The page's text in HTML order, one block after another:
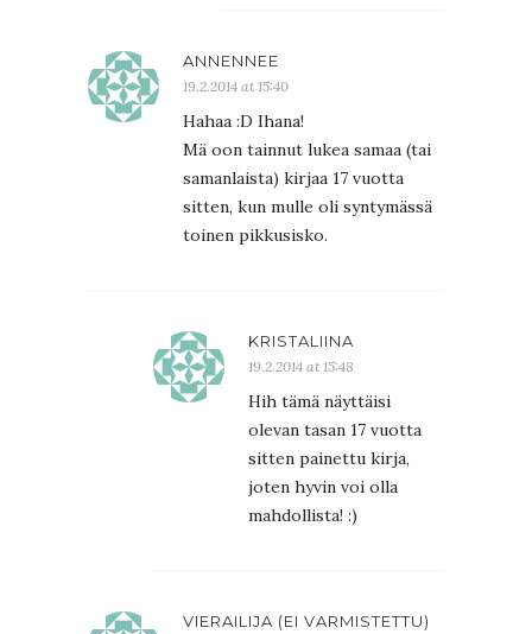
ANNENNEE
19.2.2014 at 15:40
Hahaa :D Ihana!
Mä oon tainnut lukea samaa (tai
samanlaista) kirjaa 17 vuotta
sitten, kun mulle oli syntymässä
toinen pikkusisko.
KRISTALIINA
19.2.2014 at 15:48
Hih tämä näyttäisi
olevan tasan 17 vuotta
sitten painettu kirja,
joten hyvin voi olla
mahdollista! :)
VIERAILIJA (EI VARMISTETTU)